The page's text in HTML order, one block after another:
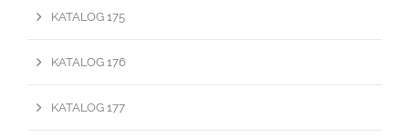
KATALOG 175
KATALOG 176
KATALOG 177